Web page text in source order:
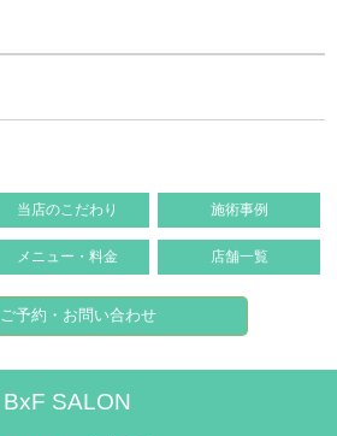
当店のこだわり 施術事例
メニュー・料金 店舗一覧
ご予約・お問い合わせ
BxF SALON